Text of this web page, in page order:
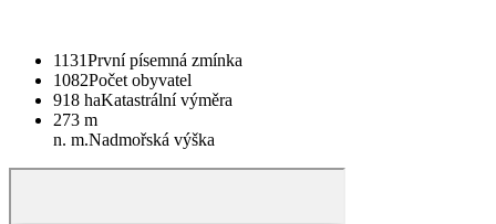
1131První písemná zmínka
1082Počet obyvatel
918 haKatastrální výměra
273 m
n. m.Nadmořská výška